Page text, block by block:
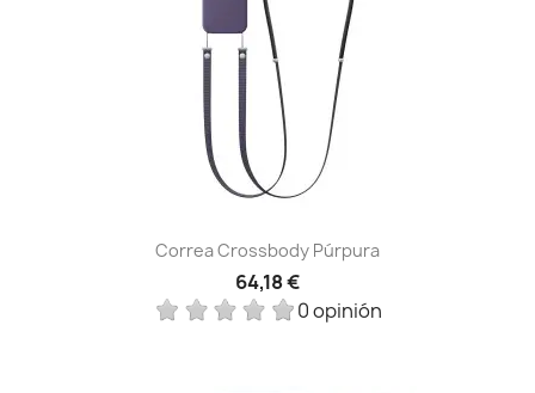
Correa Crossbody Púrpura
64,18 €
0 opinión